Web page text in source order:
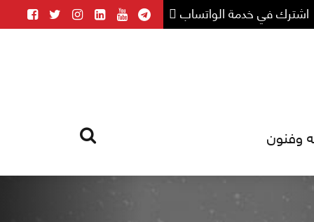
اشترك في خدمة الواتساب
وفنون